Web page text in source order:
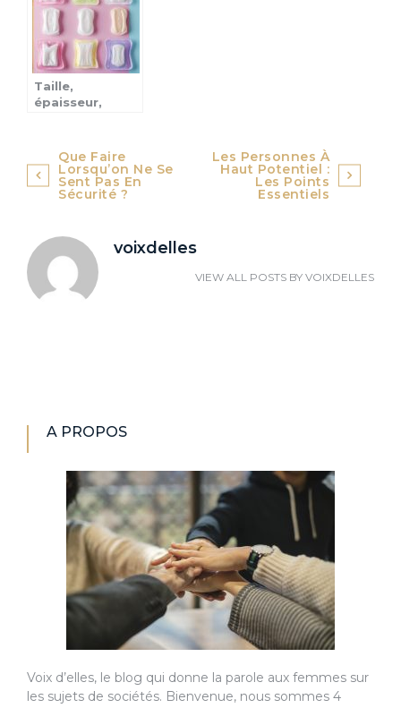
Taille,
épaisseur,
choisir sa
serviette
hygiénique ?
Navigation
de
Que Faire
Lorsqu’on Ne Se
Sent Pas En
Sécurité ?
Les Personnes À
Haut Potentiel :
Les Points
Essentiels
voixdelles
VIEW ALL POSTS BY VOIXDELLES
A PROPOS
Voix d’elles, le blog qui donne la parole aux femmes sur
les sujets de sociétés. Bienvenue, nous sommes 4